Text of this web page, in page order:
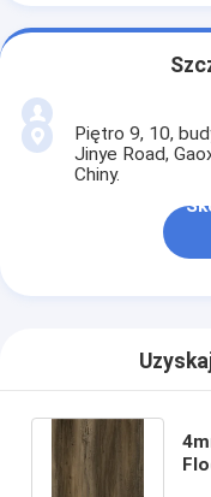
Piętro 9, 10,
Jinye Road,
Chiny.